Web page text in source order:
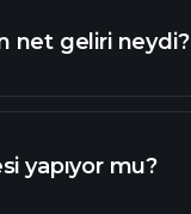
net geliri neydi?
yapıyor mu?